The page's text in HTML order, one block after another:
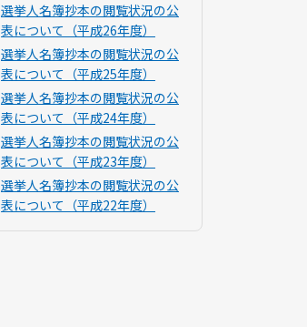
選挙人名簿抄本の閲覧状況の公
表について（平成26年度）
選挙人名簿抄本の閲覧状況の公
表について（平成25年度）
選挙人名簿抄本の閲覧状況の公
表について（平成24年度）
選挙人名簿抄本の閲覧状況の公
表について（平成23年度）
選挙人名簿抄本の閲覧状況の公
表について（平成22年度）